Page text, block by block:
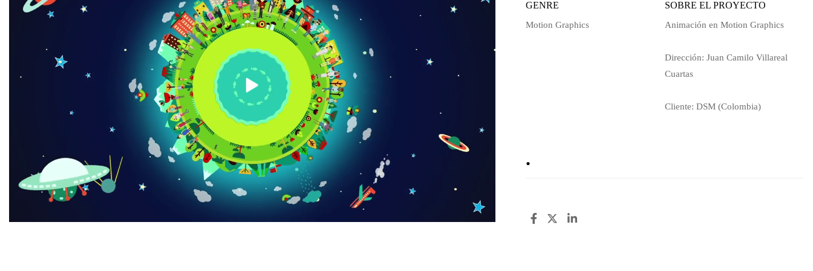
GENRE
Motion Graphics
SOBRE EL PROYECTO
Animación en Motion Graphics
Dirección: Juan Camilo Villareal
Cuartas
Cliente: DSM (Colombia)
.